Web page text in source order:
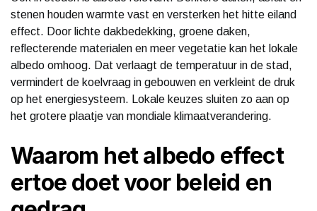
stenen houden warmte vast en versterken het hitte eiland
effect. Door lichte dakbedekking, groene daken,
reflecterende materialen en meer vegetatie kan het lokale
albedo omhoog. Dat verlaagt de temperatuur in de stad,
vermindert de koelvraag in gebouwen en verkleint de druk
op het energiesysteem. Lokale keuzes sluiten zo aan op
het grotere plaatje van mondiale klimaatverandering.
Waarom het albedo effect
ertoe doet voor beleid en